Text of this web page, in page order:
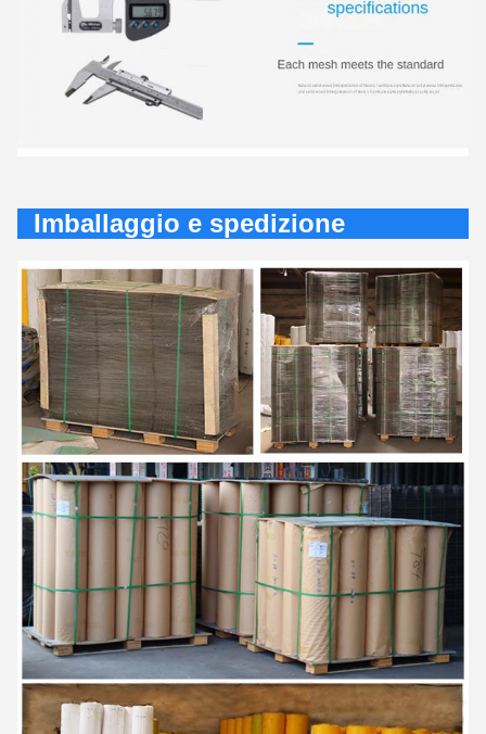
Imballaggio e spedizione